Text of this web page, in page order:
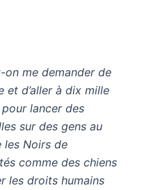
me demander de
et d’aller à dix mille
lancer des
sur des gens au
les Noirs de
comme des chiens
les droits humains